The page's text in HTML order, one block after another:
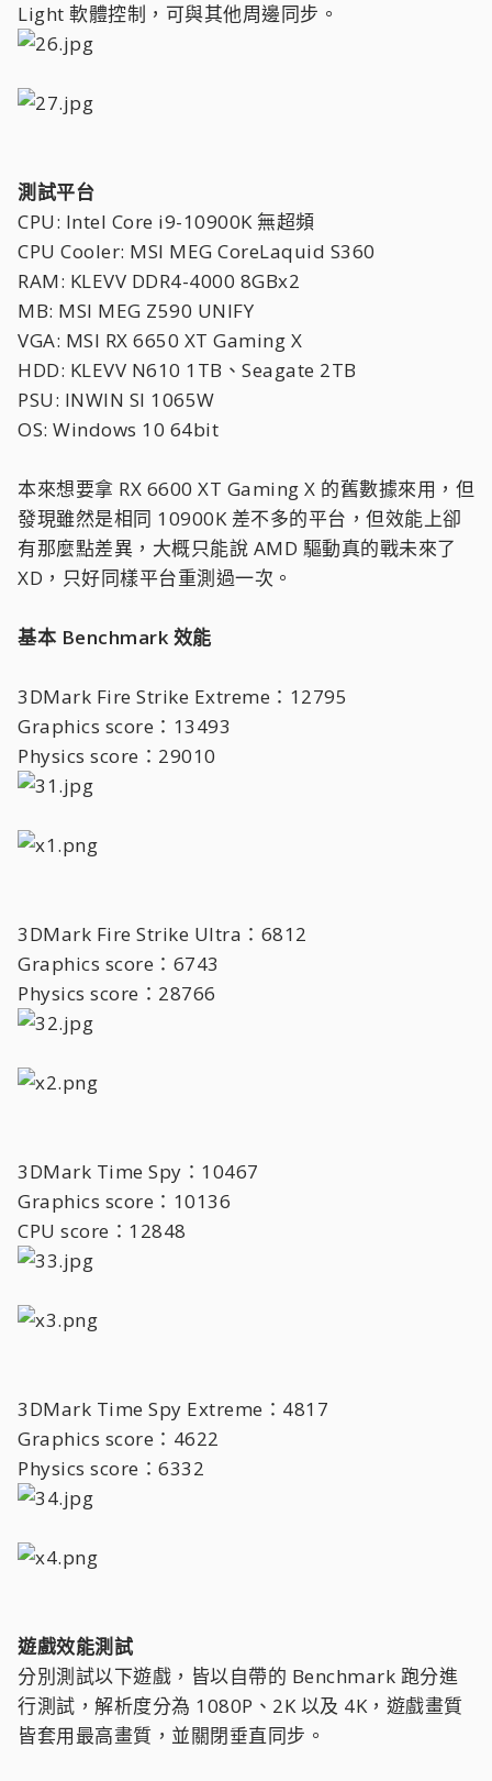
Light 軟體控制，可與其他周邊同步。
測試平台
CPU: Intel Core i9-10900K 無超頻
CPU Cooler: MSI MEG CoreLaquid S360
RAM: KLEVV DDR4-4000 8GBx2
MB: MSI MEG Z590 UNIFY
VGA: MSI RX 6650 XT Gaming X
HDD: KLEVV N610 1TB、Seagate 2TB
PSU: INWIN SI 1065W
OS: Windows 10 64bit
本來想要拿 RX 6600 XT Gaming X 的舊數據來用，但
發現雖然是相同 10900K 差不多的平台，但效能上卻
有那麼點差異，大概只能說 AMD 驅動真的戰未來了
XD，只好同樣平台重測過一次。
基本 Benchmark 效能
3DMark Fire Strike Extreme：12795
Graphics score：13493
Physics score：29010
3DMark Fire Strike Ultra：6812
Graphics score：6743
Physics score：28766
3DMark Time Spy：10467
Graphics score：10136
CPU score：12848
3DMark Time Spy Extreme：4817
Graphics score：4622
Physics score：6332
遊戲效能測試
分別測試以下遊戲，皆以自帶的 Benchmark 跑分進
行測試，解析度分為 1080P、2K 以及 4K，遊戲畫質
皆套用最高畫質，並關閉垂直同步。